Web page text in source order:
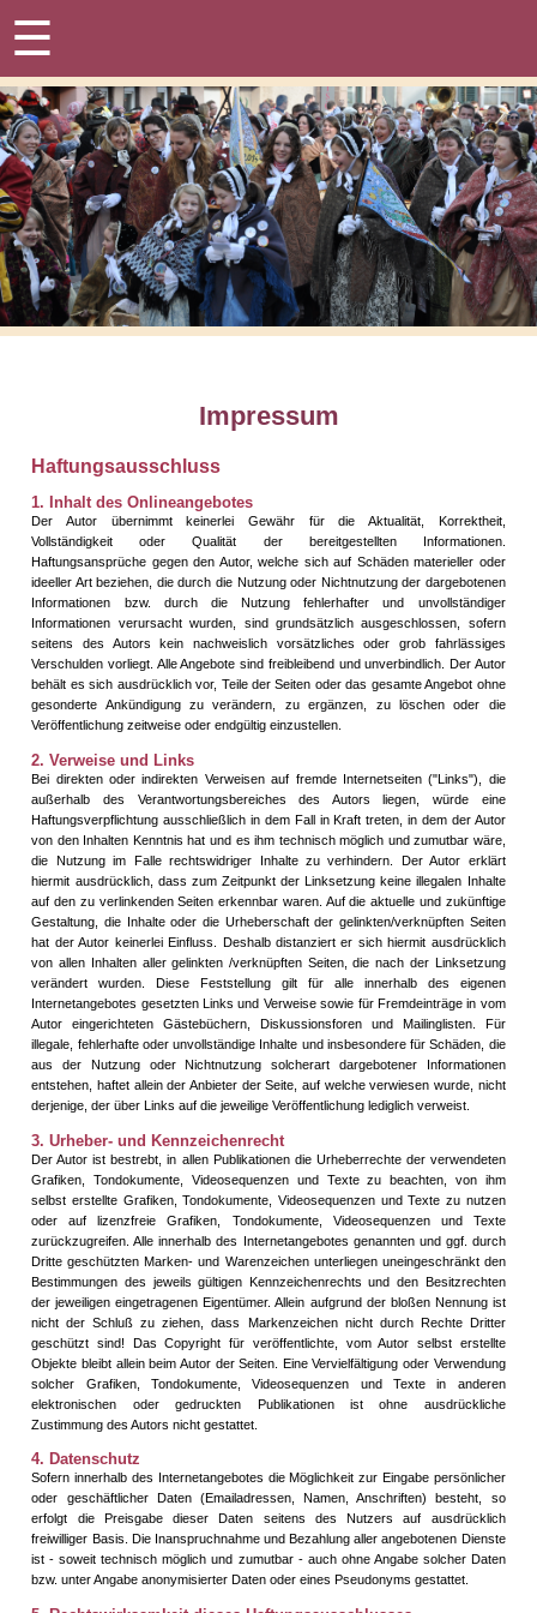
☰
Impressum
Haftungsausschluss
1. Inhalt des Onlineangebotes
Der Autor übernimmt keinerlei Gewähr für die Aktualität, Korrektheit,
Vollständigkeit oder Qualität der bereitgestellten Informationen.
Haftungsansprüche gegen den Autor, welche sich auf Schäden materieller oder
ideeller Art beziehen, die durch die Nutzung oder Nichtnutzung der dargebotenen
Informationen bzw. durch die Nutzung fehlerhafter und unvollständiger
Informationen verursacht wurden, sind grundsätzlich ausgeschlossen, sofern
seitens des Autors kein nachweislich vorsätzliches oder grob fahrlässiges
Verschulden vorliegt. Alle Angebote sind freibleibend und unverbindlich. Der Autor
behält es sich ausdrücklich vor, Teile der Seiten oder das gesamte Angebot ohne
gesonderte Ankündigung zu verändern, zu ergänzen, zu löschen oder die
Veröffentlichung zeitweise oder endgültig einzustellen.
2. Verweise und Links
Bei direkten oder indirekten Verweisen auf fremde Internetseiten ("Links"), die
außerhalb des Verantwortungsbereiches des Autors liegen, würde eine
Haftungsverpflichtung ausschließlich in dem Fall in Kraft treten, in dem der Autor
von den Inhalten Kenntnis hat und es ihm technisch möglich und zumutbar wäre,
die Nutzung im Falle rechtswidriger Inhalte zu verhindern. Der Autor erklärt
hiermit ausdrücklich, dass zum Zeitpunkt der Linksetzung keine illegalen Inhalte
auf den zu verlinkenden Seiten erkennbar waren. Auf die aktuelle und zukünftige
Gestaltung, die Inhalte oder die Urheberschaft der gelinkten/verknüpften Seiten
hat der Autor keinerlei Einfluss. Deshalb distanziert er sich hiermit ausdrücklich
von allen Inhalten aller gelinkten /verknüpften Seiten, die nach der Linksetzung
verändert wurden. Diese Feststellung gilt für alle innerhalb des eigenen
Internetangebotes gesetzten Links und Verweise sowie für Fremdeinträge in vom
Autor eingerichteten Gästebüchern, Diskussionsforen und Mailinglisten. Für
illegale, fehlerhafte oder unvollständige Inhalte und insbesondere für Schäden, die
aus der Nutzung oder Nichtnutzung solcherart dargebotener Informationen
entstehen, haftet allein der Anbieter der Seite, auf welche verwiesen wurde, nicht
derjenige, der über Links auf die jeweilige Veröffentlichung lediglich verweist.
3. Urheber- und Kennzeichenrecht
Der Autor ist bestrebt, in allen Publikationen die Urheberrechte der verwendeten
Grafiken, Tondokumente, Videosequenzen und Texte zu beachten, von ihm
selbst erstellte Grafiken, Tondokumente, Videosequenzen und Texte zu nutzen
oder auf lizenzfreie Grafiken, Tondokumente, Videosequenzen und Texte
zurückzugreifen. Alle innerhalb des Internetangebotes genannten und ggf. durch
Dritte geschützten Marken- und Warenzeichen unterliegen uneingeschränkt den
Bestimmungen des jeweils gültigen Kennzeichenrechts und den Besitzrechten
der jeweiligen eingetragenen Eigentümer. Allein aufgrund der bloßen Nennung ist
nicht der Schluß zu ziehen, dass Markenzeichen nicht durch Rechte Dritter
geschützt sind! Das Copyright für veröffentlichte, vom Autor selbst erstellte
Objekte bleibt allein beim Autor der Seiten. Eine Vervielfältigung oder Verwendung
solcher Grafiken, Tondokumente, Videosequenzen und Texte in anderen
elektronischen oder gedruckten Publikationen ist ohne ausdrückliche
Zustimmung des Autors nicht gestattet.
4. Datenschutz
Sofern innerhalb des Internetangebotes die Möglichkeit zur Eingabe persönlicher
oder geschäftlicher Daten (Emailadressen, Namen, Anschriften) besteht, so
erfolgt die Preisgabe dieser Daten seitens des Nutzers auf ausdrücklich
freiwilliger Basis. Die Inanspruchnahme und Bezahlung aller angebotenen Dienste
ist - soweit technisch möglich und zumutbar - auch ohne Angabe solcher Daten
bzw. unter Angabe anonymisierter Daten oder eines Pseudonyms gestattet.